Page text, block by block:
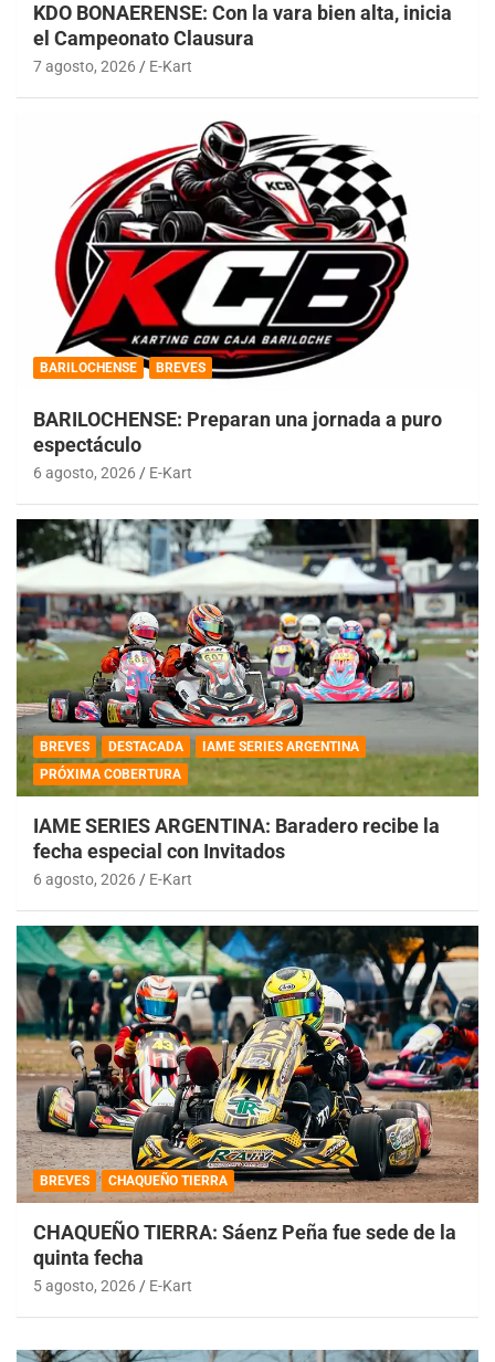
KDO BONAERENSE: Con la vara bien alta, inicia
el Campeonato Clausura
7 agosto, 2026 E-Kart
BARILOCHENSE BREVES
BARILOCHENSE: Preparan una jornada a puro
espectáculo
6 agosto, 2026 E-Kart
BREVES DESTACADA
IAME SERIES ARGENTINA
PRÓXIMA COBERTURA
IAME SERIES ARGENTINA: Baradero recibe la
fecha especial con Invitados
6 agosto, 2026 E-Kart
BREVES CHAQUEÑO TIERRA
CHAQUEÑO TIERRA: Sáenz Peña fue sede de la
quinta fecha
5 agosto, 2026 E-Kart